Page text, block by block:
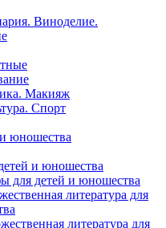
Виноделие.
Макияж
Спорт
юношества
и юношества
для детей и юношества
литература для
литература для